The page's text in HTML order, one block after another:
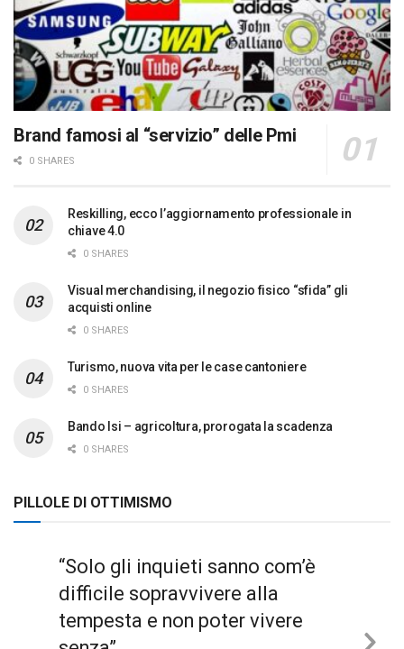
Brand famosi al “servizio” delle Pmi
0 SHARES
Reskilling, ecco l’aggiornamento professionale in
chiave 4.0
0 SHARES
Visual merchandising, il negozio fisico “sfida” gli
acquisti online
0 SHARES
Turismo, nuova vita per le case cantoniere
0 SHARES
Bando Isi – agricoltura, prorogata la scadenza
0 SHARES
PILLOLE DI OTTIMISMO
“Solo gli inquieti sanno com’è
difficile sopravvivere alla
tempesta e non poter vivere